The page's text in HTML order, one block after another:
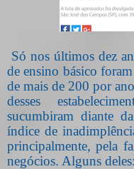
Só nos últimos dez
de ensino básico
de mais de 200 por
desses
sucumbiram diante
índice de
principalmente, pela
negócios. Alguns deles: